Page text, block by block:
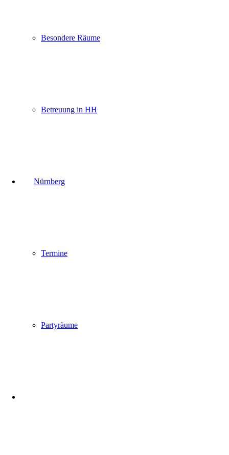
Besondere Räume
Betreuung in HH
Nürnberg
Termine
Partyräume